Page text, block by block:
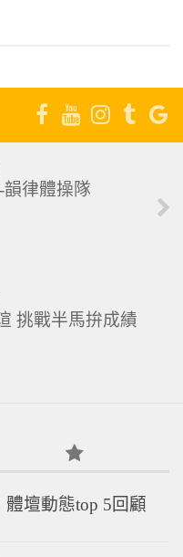
韻律體操隊
挑戰半馬拚成績
體壇動態top 5回顧